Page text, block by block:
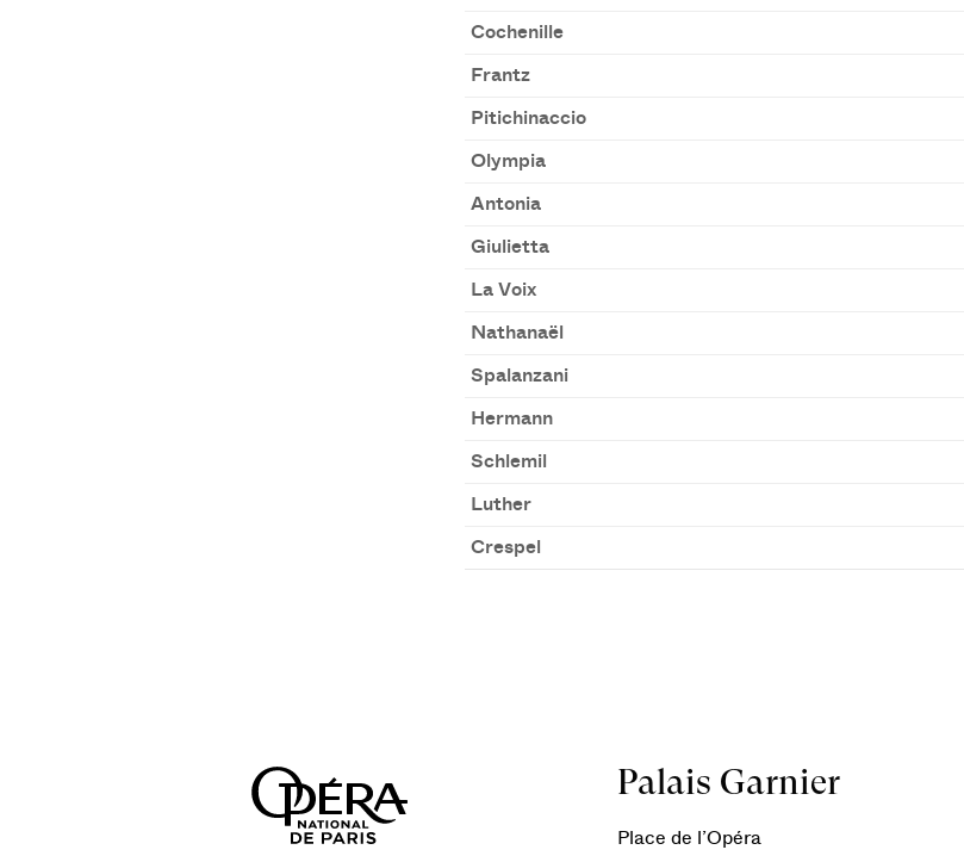
Cochenille
Frantz
Pitichinaccio
Olympia
Antonia
Giulietta
La Voix
Nathanaël
Spalanzani
Hermann
Schlemil
Luther
Crespel
Palais Garnier
Place de l’Opéra